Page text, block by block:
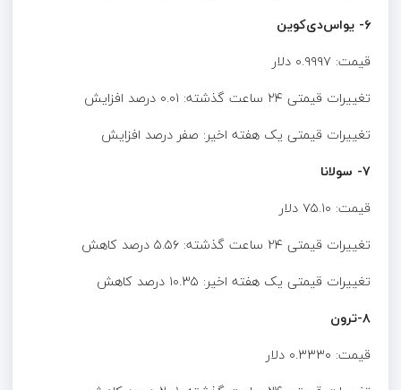
۶- یواس‌دی‌کوین
قیمت: ۰.۹۹۹۷ دلار
تغییرات قیمتی ۲۴ ساعت گذشته: ۰.۰۱ درصد افزایش
تغییرات قیمتی یک هفته اخیر: صفر درصد افزایش
۷- سولانا
قیمت: ۷۵.۱۰ دلار
تغییرات قیمتی ۲۴ ساعت گذشته: ۵.۵۶ درصد کاهش
تغییرات قیمتی یک هفته اخیر: ۱۰.۳۵ درصد کاهش
۸-ترون
قیمت: ۰.۳۳۳۰ دلار